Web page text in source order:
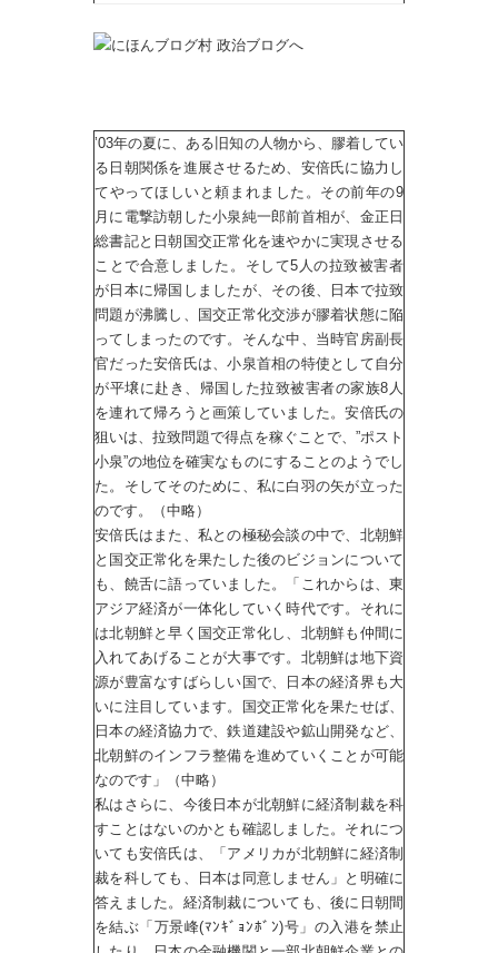
’03年の夏に、ある旧知の人物から、膠着してい
る日朝関係を進展させるため、安倍氏に協力し
てやってほしいと頼まれました。その前年の9
月に電撃訪朝した小泉純一郎前首相が、金正日
総書記と日朝国交正常化を速やかに実現させる
ことで合意しました。そして5人の拉致被害者
が日本に帰国しましたが、その後、日本で拉致
問題が沸騰し、国交正常化交渉が膠着状態に陥
ってしまったのです。そんな中、当時官房副長
官だった安倍氏は、小泉首相の特使として自分
が平壌に赴き、帰国した拉致被害者の家族8人
を連れて帰ろうと画策していました。安倍氏の
狙いは、拉致問題で得点を稼ぐことで、”ポスト
小泉”の地位を確実なものにすることのようでし
た。そしてそのために、私に白羽の矢が立った
のです。（中略）
安倍氏はまた、私との極秘会談の中で、北朝鮮
と国交正常化を果たした後のビジョンについて
も、饒舌に語っていました。「これからは、東
アジア経済が一体化していく時代です。それに
は北朝鮮と早く国交正常化し、北朝鮮も仲間に
入れてあげることが大事です。北朝鮮は地下資
源が豊富なすばらしい国で、日本の経済界も大
いに注目しています。国交正常化を果たせば、
日本の経済協力で、鉄道建設や鉱山開発など、
北朝鮮のインフラ整備を進めていくことが可能
なのです」（中略）
私はさらに、今後日本が北朝鮮に経済制裁を科
すことはないのかとも確認しました。それにつ
いても安倍氏は、「アメリカが北朝鮮に経済制
裁を科しても、日本は同意しません」と明確に
答えました。経済制裁についても、後に日朝間
を結ぶ「万景峰(ﾏﾝｷﾞｮﾝﾎﾞﾝ)号」の入港を禁止